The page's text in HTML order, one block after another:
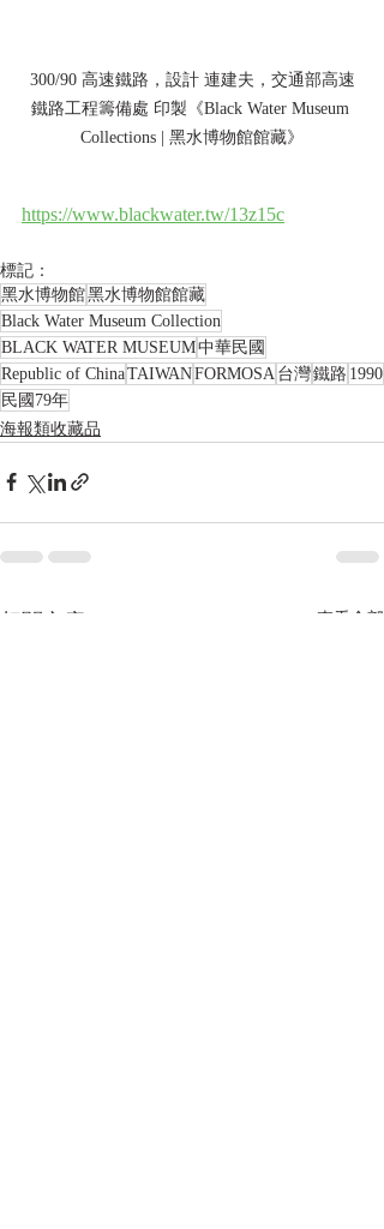
300/90 高速鐵路，設計 連建夫，交通部高速
鐵路工程籌備處 印製《Black Water Museum
Collections | 黑水博物館館藏》
https://www.blackwater.tw/13z15c
標記：
黑水博物館黑水博物館館藏
Black Water Museum Collection
BLACK WATER MUSEUM中華民國
Republic of ChinaTAIWANFORMOSA 台灣鐵路 1990
民國79年
海報類收藏品
相關文章 查看全部